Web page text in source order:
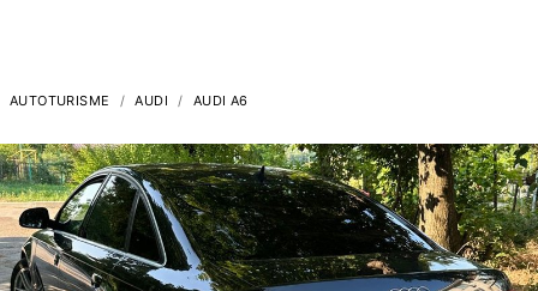
AUTOTURISME AUDI AUDI A6